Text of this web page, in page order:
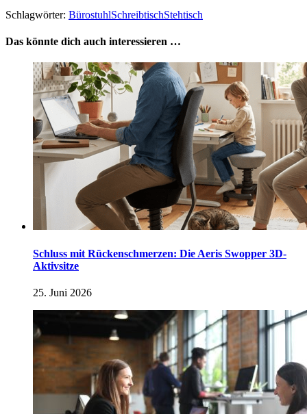
Schlagwörter: BürostuhlSchreibtischStehtisch
Das könnte dich auch interessieren …
Schluss mit Rückenschmerzen: Die Aeris Swopper 3D-
Aktivsitze
25. Juni 2026